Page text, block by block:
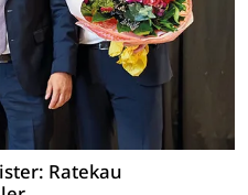
Ratekau